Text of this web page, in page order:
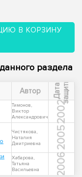
В КОРЗИНУ
раздела
Автор Д
а
т
а
з
а
щ
и
т ы
Тимонов,
Виктор
Александрович
2002
Чистякова,
Наталия
Дмитриевна
2005
Хабарова,
Татьяна
Васильевна
2006